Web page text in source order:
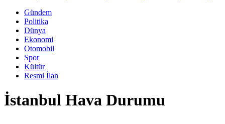
Gündem
Politika
Dünya
Ekonomi
Otomobil
Spor
Kültür
Resmi İlan
İstanbul Hava Durumu